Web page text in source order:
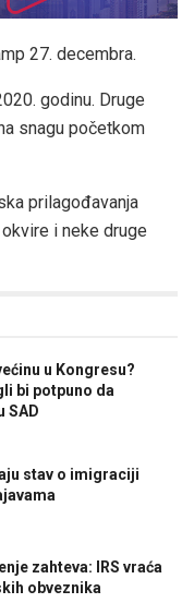
27. decembra.
godinu. Druge
snagu početkom
prilagođavanja
i neke druge
u Kongresu?
bi potpuno da
SAD
stav o imigraciji
zahteva: IRS vraća
obveznika